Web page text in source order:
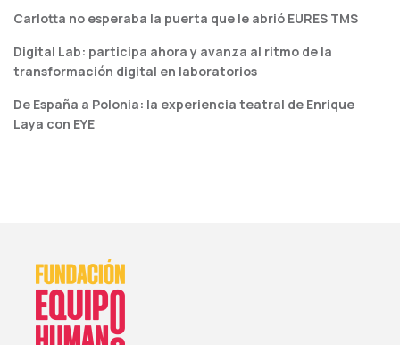
Carlotta no esperaba la puerta que le abrió EURES TMS
Digital Lab: participa ahora y avanza al ritmo de la
transformación digital en laboratorios
De España a Polonia: la experiencia teatral de Enrique
Laya con EYE